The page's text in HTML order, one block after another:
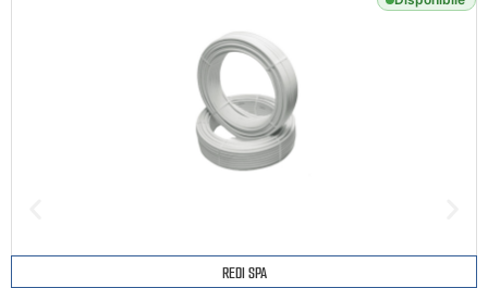
REDI SPA